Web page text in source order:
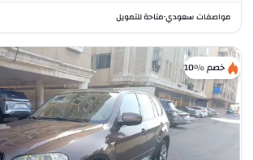
مواصفات سعودي•متاحة للتمويل
خصم %10